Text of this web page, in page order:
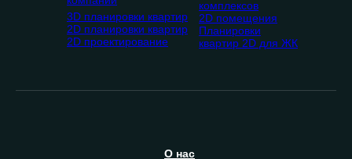
3D планировки квартир
2D планировки квартир
2D проектирование
комплексов
2D помещения
Планировки
квартир 2D для ЖК
О нас